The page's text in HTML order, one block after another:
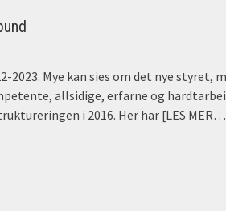
2023. Mye kan sies om det nye styret,
allsidige, erfarne og
i 2016. Her har [LES